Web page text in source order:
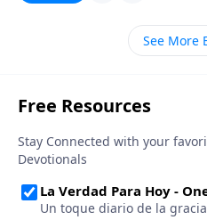
See More